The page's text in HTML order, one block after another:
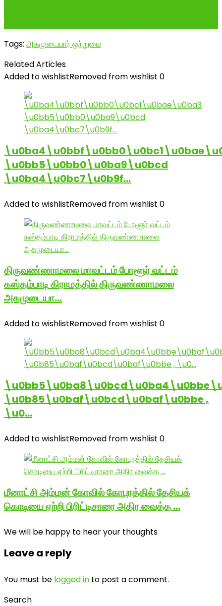
Tags: அகமுடையார் ஒற்றுமை
Related Articles
Added to wishlistRemoved from wishlist 0
\u0bb5\u0bb0\u0ba9\u0bcd
\u0ba4\u0bc7\u0b9f…
Added to wishlistRemoved from wishlist 0
திருவண்ணாமலை மாவட்டம் போளூர் வட்டம்
கஸ்தம்பாடி கிராமத்தில் திருவண்ணாமலை
அகமுடையா…
Added to wishlistRemoved from wishlist 0
\u0b85\u0baf\u0bcd\u0baf\u0bbe ,
\u0…
Added to wishlistRemoved from wishlist 0
மீனாட்சி அம்மன் கோவில் கோபுரத்தில் தேசியக்
கொடியை ஏற்றி பிரிட்டிசாரை அதிர வைத்த …
We will be happy to hear your thoughts
Leave a reply
You must be logged in to post a comment.
Search